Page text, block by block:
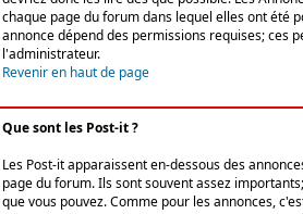
chaque page du forum dans lequel elles ont été
annonce dépend des permissions requises; ces
l'administrateur.
Revenir en haut de page
Que sont les Post-it ?
Les Post-it apparaissent en-dessous des
page du forum. Ils sont souvent assez
que vous pouvez. Comme pour les annonces,